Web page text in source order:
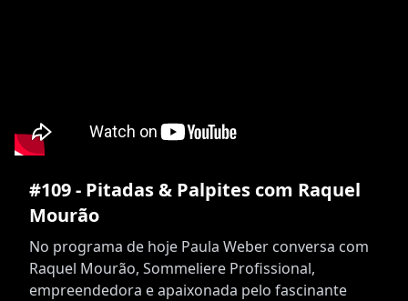
#109 - Pitadas & Palpites com Raquel
Mourão
No programa de hoje Paula Weber conversa com
Raquel Mourão, Sommeliere Profissional,
empreendedora e apaixonada pelo fascinante